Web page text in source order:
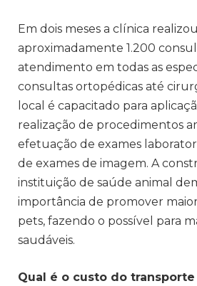
Em dois meses a clínica realizou
aproximadamente 1.200
atendimento em todas as
consultas ortopédicas até
local é capacitado para
realização de procedimentos
efetuação de exames
de exames de imagem. A
instituição de saúde animal
importância de promover
pets, fazendo o possível para
saudáveis.
Qual é o custo do